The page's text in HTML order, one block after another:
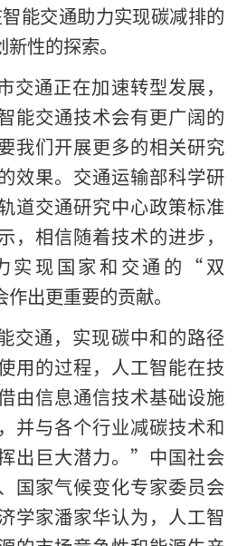
能交通助力实现碳减排的
性的探索。
交通正在加速转型发展，
能交通技术会有更广阔的
我们开展更多的相关研究
效果。交通运输部科学研
道交通研究中心政策标准
，相信随着技术的进步，
实现国家和交通 的 “双
出更重要的贡献。
交通，实现碳中和的路径
用的过程，人工智能在技
由信息通信技术基础设施
并与各个行业减碳技术和
出巨大潜力。”中国社会
国家气候变化专家委员会
学家潘家华认为，人工智